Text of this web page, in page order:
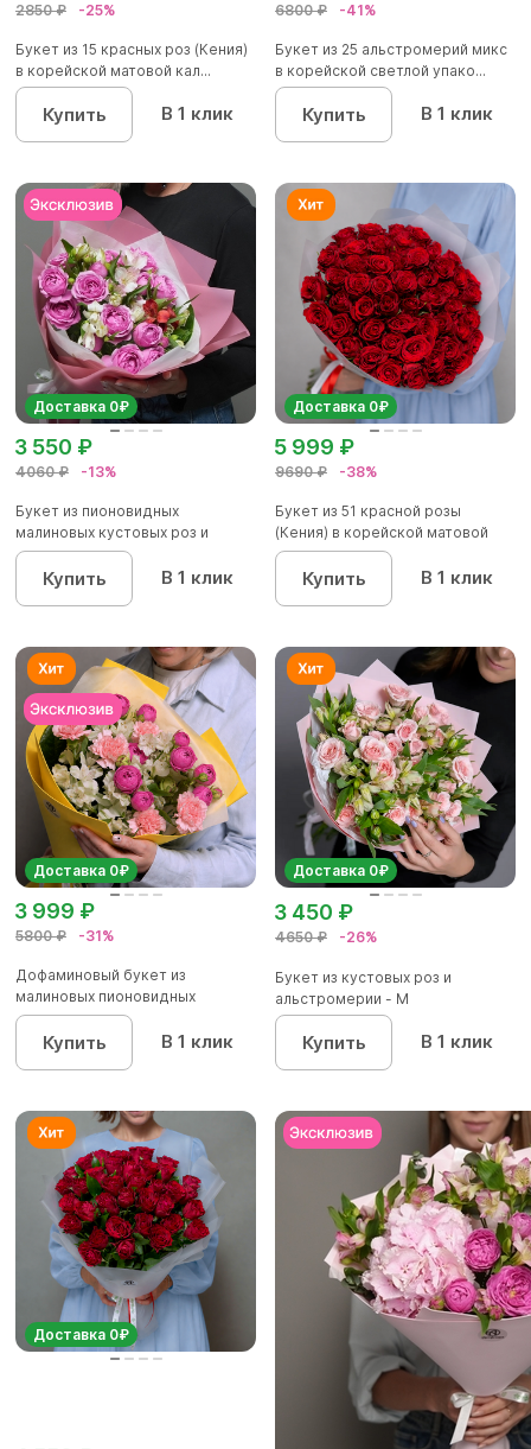
2850 ₽ -25%
Букет из 15 красных роз (Кения)
в корейской матовой кал...
Купить В 1 клик
6800 ₽ -41%
Букет из 25 альстромерий микс
в корейской светлой упако...
Купить В 1 клик
Доставка 0₽
4060 ₽ -13%
3 550 ₽
Букет из пионовидных
малиновых кустовых роз и
альстроме...
Купить В 1 клик
Доставка 0₽
9690 ₽ -38%
5 999 ₽
Букет из 51 красной розы
(Кения) в корейской матовой
уп...
Купить В 1 клик
Доставка 0₽
5800 ₽ -31%
3 999 ₽
Дофаминовый букет из
малиновых пионовидных
кустовых роз...
Купить В 1 клик
Доставка 0₽
4650 ₽ -26%
3 450 ₽
Букет из кустовых роз и
альстромерии - М
Купить В 1 клик
Доставка 0₽